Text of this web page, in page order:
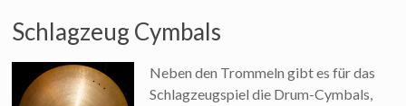
Schlagzeug Cymbals
Neben den Trommeln gibt es für das
Schlagzeugspiel die Drum-Cymbals,